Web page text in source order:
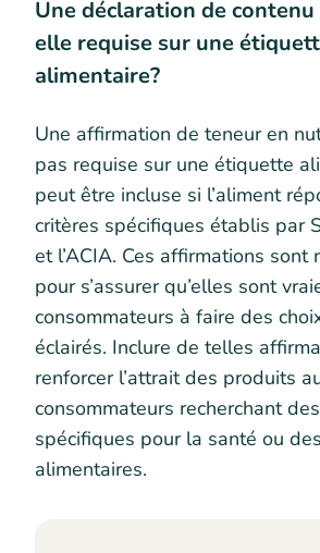
Une déclaration de
elle requise sur une
alimentaire?
Une affirmation de teneur en
pas requise sur une étiquette
peut être incluse si l’aliment
critères spécifiques établis par
et l’ACIA. Ces affirmations sont
pour s’assurer qu’elles sont
consommateurs à faire des
éclairés. Inclure de telles
renforcer l’attrait des produits
consommateurs recherchant
spécifiques pour la santé ou
alimentaires.